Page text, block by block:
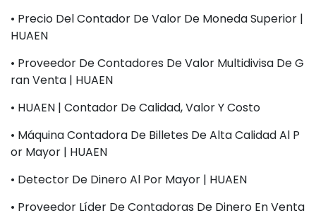
• Precio Del Contador De Valor De Moneda Superior |
HUAEN
• Proveedor De Contadores De Valor Multidivisa De G
Ran Venta | HUAEN
• HUAEN | Contador De Calidad, Valor Y Costo
• Máquina Contadora De Billetes De Alta Calidad Al P
Or Mayor | HUAEN
• Detector De Dinero Al Por Mayor | HUAEN
• Proveedor Líder De Contadoras De Dinero En Venta